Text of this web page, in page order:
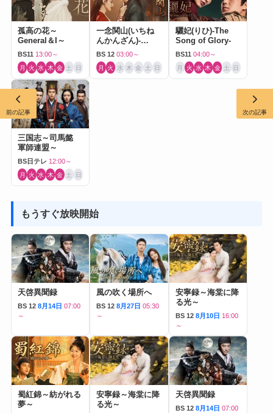
孤高の花～
General＆I～
BS11 13:00～
月 火 水 木 金 土 日
一念関山(いちね
んかんざん)-
Journey to Love-
BS 12 03:00～
月 火 水 木 金 土 日
驪妃(りひ)-The
Song of Glory-
BS11 04:00～
月 火 水 木 金 土 日
三国志～司馬懿
軍師連盟～
BS日テレ 12:00～
月 火 水 木 金 土 日
もうすぐ放映開始
天啓異聞録
BS 12 8月14日 07:00
～
風の吹く場所へ
BS 12 8月27日 05:30
～
安寧録～海棠に降
る光～
BS 12 8月10日 16:00
～
蜀紅錦～紡がれる
夢～
安寧録～海棠に降
る光～
天啓異聞録
BS 12 8月14日 07:00
前の記事 次の記事